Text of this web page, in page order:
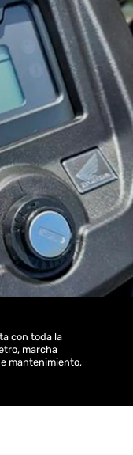
con toda la
marcha
mantenimiento,